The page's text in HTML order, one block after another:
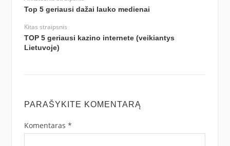
Top 5 geriausi dažai lauko medienai
Kitas straipsnis
TOP 5 geriausi kazino internete (veikiantys
Lietuvoje)
PARAŠYKITE KOMENTARĄ
Komentaras *